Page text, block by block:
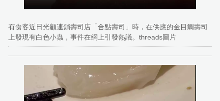
有食客近日光顧連鎖壽司店「合點壽司」時，在供應的金目鯛壽司
上發現有白色小蟲，事件在網上引發熱議。threads圖片